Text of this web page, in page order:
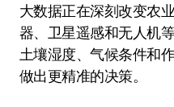
大数据正在深刻改变农
器、卫星遥感和无人机
土壤湿度、气候条件和
做出更精准的决策。